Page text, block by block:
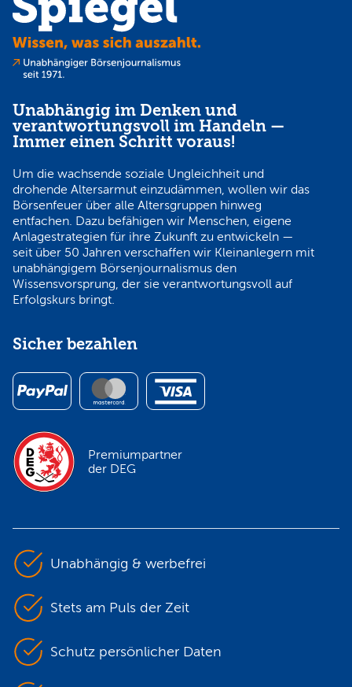
Unabhängig im Denken und
verantwortungsvoll im Handeln —
Immer einen Schritt voraus!
Um die wachsende soziale Ungleichheit und
drohende Altersarmut einzudämmen, wollen wir das
Börsenfeuer über alle Altersgruppen hinweg
entfachen. Dazu befähigen wir Menschen, eigene
Anlagestrategien für ihre Zukunft zu entwickeln —
seit über 50 Jahren verschaffen wir Kleinanlegern mit
unabhängigem Börsenjournalismus den
Wissensvorsprung, der sie verantwortungsvoll auf
Erfolgskurs bringt.
Sicher bezahlen
Premiumpartner
der DEG
Unabhängig & werbefrei
Stets am Puls der Zeit
Schutz persönlicher Daten